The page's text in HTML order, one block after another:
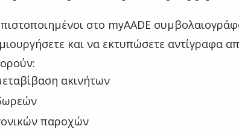
στο myAADE
και να εκτυπώσετε αντίγραφα
ακινήτων
παροχών